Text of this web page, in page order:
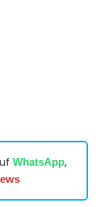
WhatsApp,